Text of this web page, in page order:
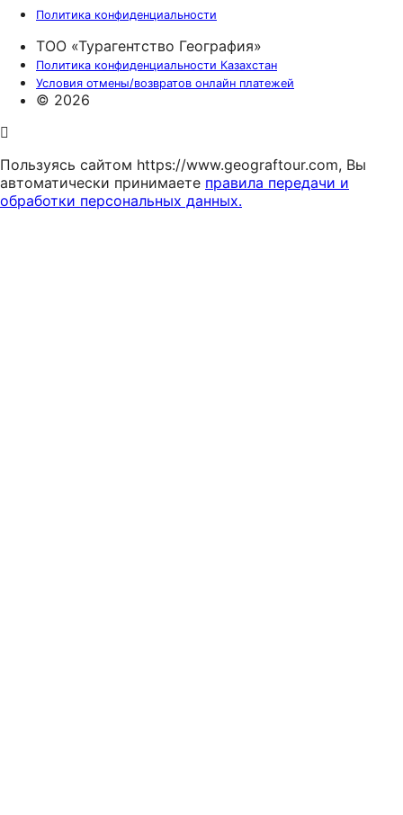
Политика конфиденциальности
ТОО «Турагентство География»
Политика конфиденциальности Казахстан
Условия отмены/возвратов онлайн платежей
© 2026
Пользуясь сайтом https://www.geograftour.com, Вы
автоматически принимаете правила передачи и
обработки персональных данных.